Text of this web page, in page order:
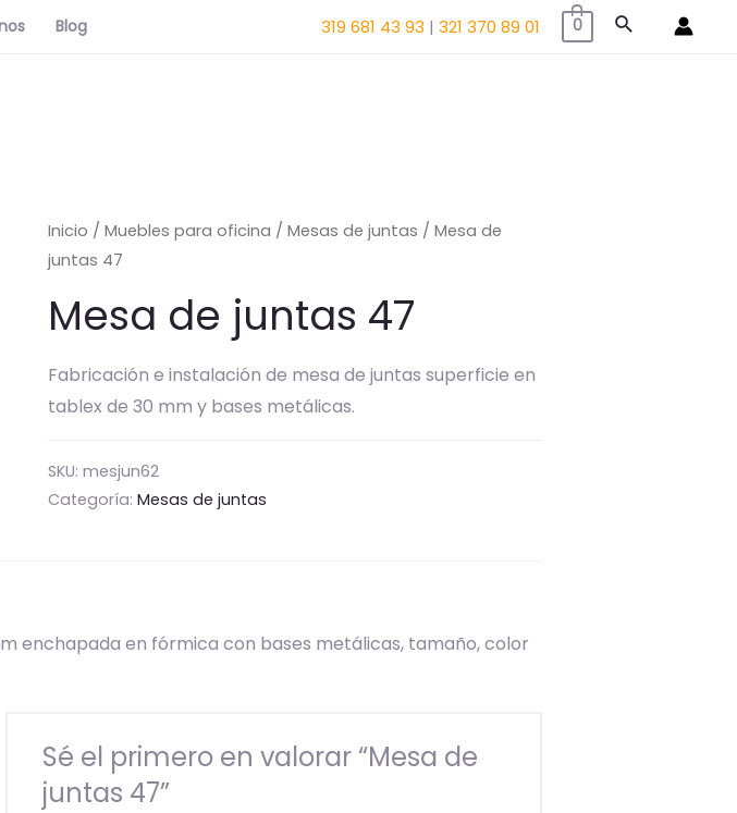
Blog 319 681 43 93 | 321 370 89 01 0 Buscar
Inicio /Muebles para oficina /Mesas de juntas / Mesa de
juntas 47
Mesa de juntas 47
Fabricación e instalación de mesa de juntas superficie en
tablex de 30 mm y bases metálicas.
SKU:mesjun62
Categoría:Mesas de juntas
enchapada en fórmica con bases metálicas, tamaño, color
Sé el primero en valorar “Mesa de
juntas 47”